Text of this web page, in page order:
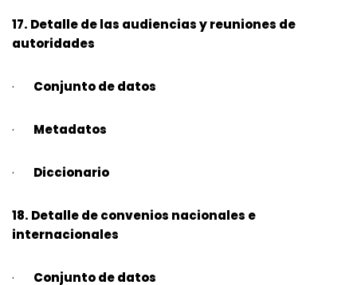
17. Detalle de las audiencias y reuniones de
autoridades
· Conjunto de datos
· Metadatos
· Diccionario
18. Detalle de convenios nacionales e
internacionales
· Conjunto de datos